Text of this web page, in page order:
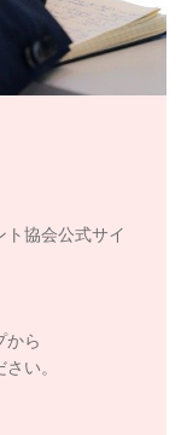
ト協会公式サイ
から
い。